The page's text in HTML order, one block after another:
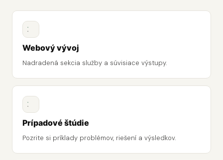
Webový vývoj
Nadradená sekcia služby a súvisiace výstupy.
Prípadové štúdie
Pozrite si príklady problémov, riešení a výsledkov.